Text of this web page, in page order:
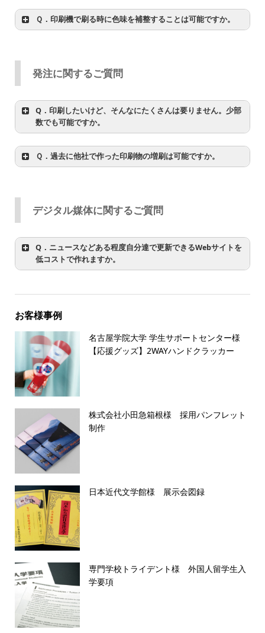
詳しくはこちらをご覧ください。
Ｑ．印刷機で刷る時に色味を補整することは可能ですか。
詳しくはこちらをご覧ください。
発注に関するご質問
Q．印刷したいけど、そんなにたくさんは要りません。少部
数でも可能ですか。
Ｑ．過去に他社で作った印刷物の増刷は可能ですか。
詳しくはこちらをご覧ください。
デジタル媒体に関するご質問
Q．ニュースなどある程度自分達で更新できるWebサイトを
低コストで作れますか。
お客様事例
名古屋学院大学 学生サポートセンター様
【応援グッズ】2WAYハンドクラッカー
株式会社小田急箱根様 採用パンフレット
制作
日本近代文学館様 展示会図録
専門学校トライデント様 外国人留学生入
学要項